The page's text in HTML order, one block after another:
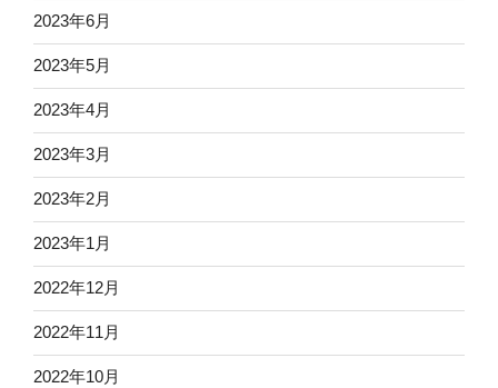
2023年6月
2023年5月
2023年4月
2023年3月
2023年2月
2023年1月
2022年12月
2022年11月
2022年10月